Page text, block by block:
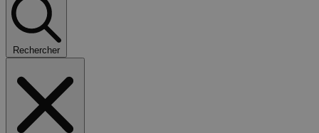
Rechercher